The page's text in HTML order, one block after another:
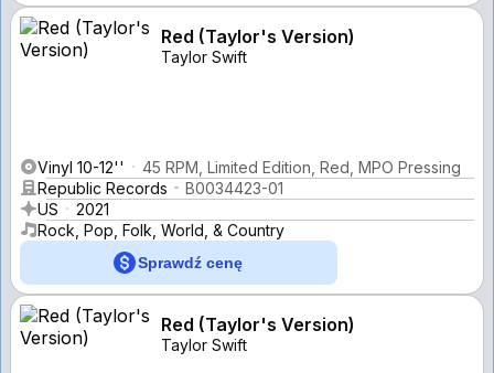
Red (Taylor's Version)
Taylor Swift
Vinyl 10-12''
45 RPM, Limited Edition, Red, MPO Pressing
Republic Records
B0034423-01
US
2021
Rock, Pop, Folk, World, & Country
Sprawdź cenę
Red (Taylor's Version)
Taylor Swift